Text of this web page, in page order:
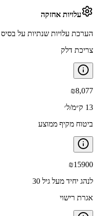
עלויות אחזקה
הערכת עלויות שנתיות על בסיס 15,000 ק״מ בשנה
צריכת דלק
₪8,077
13 ק״מ/ל׳
ביטוח מקיף ממוצע
₪15900
לנהג יחיד מעל גיל 30
אגרת רישוי